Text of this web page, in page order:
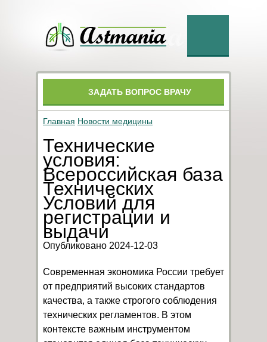
ЗАДАТЬ ВОПРОС ВРАЧУ
Главная Новости медицины
Технические
условия:
Всероссийская база
Технических
Условий для
регистрации и
выдачи
Опубликовано 2024-12-03
Современная экономика России требует
от предприятий высоких стандартов
качества, а также строгого соблюдения
технических регламентов. В этом
контексте важным инструментом